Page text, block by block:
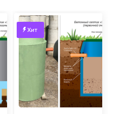
может достигать ≈ 50
при неблагоприятных
среде, высоком уровне
при монтаже — срок
до 20–30 лет.
модулей стартовый
Хит